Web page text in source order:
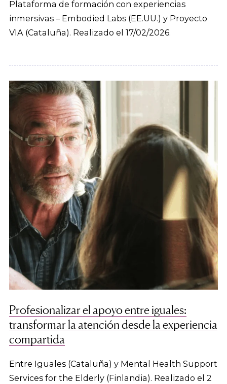
Plataforma de formación con experiencias
inmersivas – Embodied Labs (EE.UU.) y Proyecto
VIA (Cataluña). Realizado el 17/02/2026.
Profesionalizar el apoyo entre iguales:
transformar la atención desde la experiencia
compartida
Entre Iguales (Cataluña) y Mental Health Support
Services for the Elderly (Finlandia). Realizado el 2